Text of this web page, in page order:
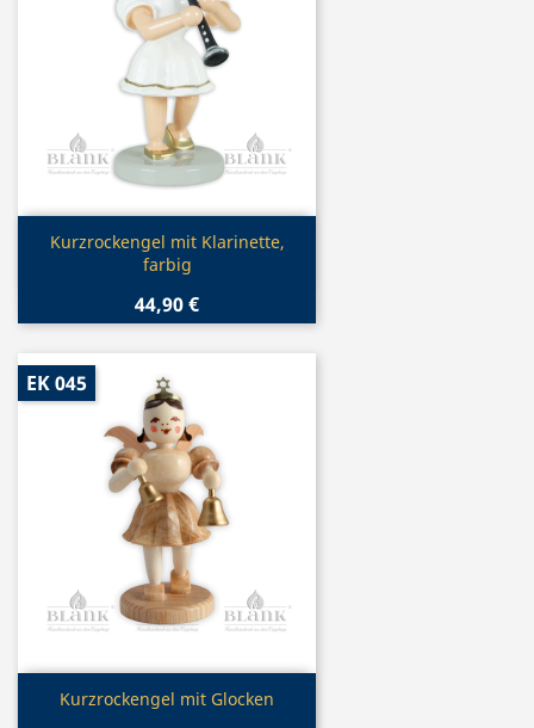
Vorschau
Kurzrockengel mit Klarinette,
farbig
44,90 €
Vorschau
Kurzrockengel mit Glocken
EK 045